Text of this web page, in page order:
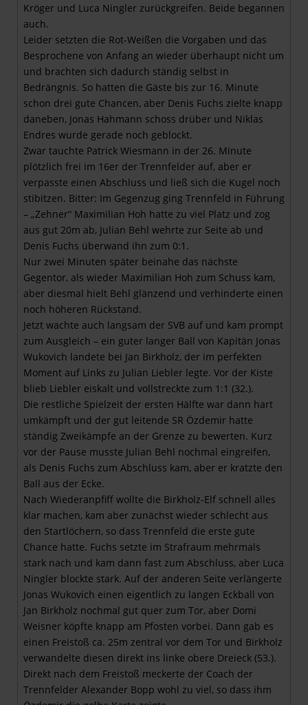
Kröger und Luca Ningler zurückgreifen. Beide begannen
auch.
Leider setzten die Rot-Weißen die Vorgaben und das
Besprochene von Anfang an wieder überhaupt nicht um
und brachten sich dadurch ständig selbst in
Bedrängnis. So hatten die Gäste bis zur 16. Minute
schon drei gute Chancen, aber Denis Fuchs zielte knapp
daneben, Jonas Hahmann schoss drüber und Niklas
Endres wurde gerade noch geblockt.
Zwar tauchte Patrick Wiesmann in der 26. Minute
plötzlich frei im 16er der Trennfelder auf, aber er
verpasste einen Abschluss und ließ sich die Kugel noch
stibitzen. Bitter: Im Gegenzug ging Trennfeld in Führung
– „Zehner“ Maximilian Hoh hatte zu viel Platz und zog
aus gut 20m ab, Julian Behl wehrte zur Seite ab und
Denis Fuchs überwand ihn zum 0:1.
Nur zwei Minuten später beinahe das nächste
Gegentor, als wieder Maximilian Hoh zum Schuss kam,
aber diesmal hielt Behl glänzend und verhinderte einen
noch höheren Rückstand.
Jetzt wachte auch langsam der SVB auf und kam prompt
zum Ausgleich – ein guter langer Ball von Kapitän Jonas
Wukovich landete bei Jan Birkholz, der im perfekten
Moment auf Links zu Julian Liebler legte. Vor der Kiste
blieb Liebler eiskalt und vollstreckte zum 1:1 (32.).
Die restliche Spielzeit der ersten Hälfte war dann hart
umkämpft und der gut leitende SR Özdemir hatte
ständig Zweikämpfe an der Grenze zu bewerten. Kurz
vor der Pause musste Julian Behl nochmal eingreifen,
als Denis Fuchs zum Abschluss kam, aber er kratzte den
Ball aus der Ecke.
Nach Wiederanpfiff wollte die Birkholz-Elf schnell alles
klar machen, kam aber zunächst wieder schlecht aus
den Startlöchern, so dass Trennfeld die erste gute
Chance hatte. Fuchs setzte im Strafraum mehrmals
stark nach und kam dann fast zum Abschluss, aber Luca
Ningler blockte stark. Auf der anderen Seite verlängerte
Jonas Wukovich einen eigentlich zu langen Eckball von
Jan Birkholz nochmal gut quer zum Tor, aber Domi
Weisner köpfte knapp am Pfosten vorbei. Dann gab es
einen Freistoß ca. 25m zentral vor dem Tor und Birkholz
verwandelte diesen direkt ins linke obere Dreieck (53.).
Direkt nach dem Freistoß meckerte der Coach der
Trennfelder Alexander Bopp wohl zu viel, so dass ihm